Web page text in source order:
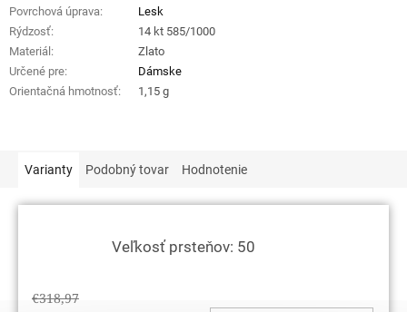
Povrchová úprava:
Lesk
Rýdzosť:
14 kt 585/1000
Materiál :
Zlato
Určené pre:
Dámske
Orientačná hmotnosť: 1,15 g
Varianty Podobný tovar Hodnotenie
Veľkosť prsteňov: 50
€318,97